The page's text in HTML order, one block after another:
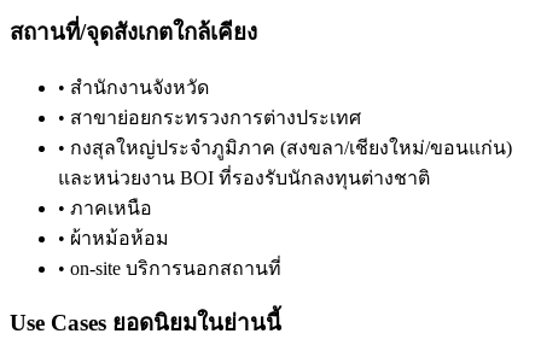
สถานที่/จุดสังเกตใกล้เคียง
• สำนักงานจังหวัด
• สาขาย่อยกระทรวงการต่างประเทศ
• กงสุลใหญ่ประจำภูมิภาค (สงขลา/เชียงใหม่/ขอนแก่น)
และหน่วยงาน BOI ที่รองรับนักลงทุนต่างชาติ
• ภาคเหนือ
• ผ้าหม้อห้อม
• on-site บริการนอกสถานที่
Use Cases ยอดนิยมในย่านนี้